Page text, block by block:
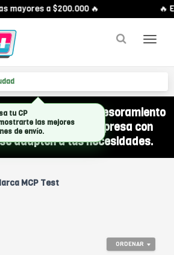
mayores a $200.000 🔥 🔥
y recibí asesoramiento
equipar a tu empresa con
adapten a tus necesidades.
MCP Test
ORDENAR
tu CP
las mejores
de envío.